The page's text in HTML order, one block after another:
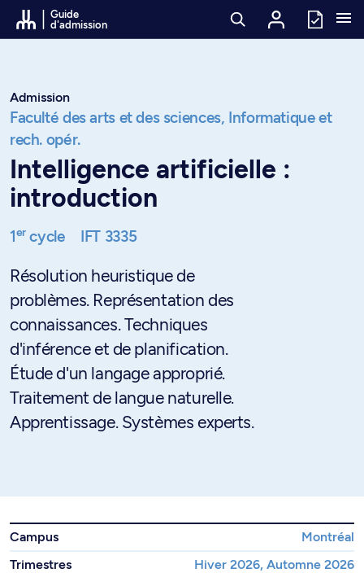
Passer au contenu
Guide
d'admission
Admission
Faculté des arts et des sciences, Informatique et
rech. opér.
Intelligence artificielle :
introduction
1ercycle IFT 3335
Résolution heuristique de
problèmes. Représentation des
connaissances. Techniques
d'inférence et de planification.
Étude d'un langage approprié.
Traitement de langue naturelle.
Apprentissage. Systèmes experts.
Campus
Montréal
Trimestres
Hiver 2026, Automne 2026